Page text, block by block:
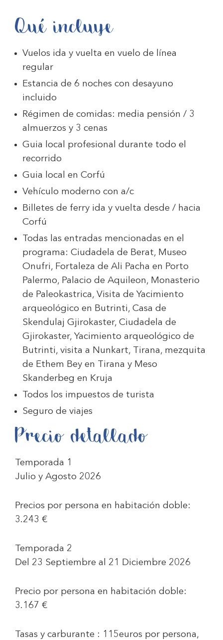
Qué incluye
Vuelos ida y vuelta en vuelo de línea
regular
Estancia de 6 noches con desayuno
incluido
Régimen de comidas: media pensión / 3
almuerzos y 3 cenas
Guia local profesional durante todo el
recorrido
Guia local en Corfú
Vehículo moderno con a/c
Billetes de ferry ida y vuelta desde / hacia
Corfú
Todas las entradas mencionadas en el
programa: Ciudadela de Berat, Museo
Onufri, Fortaleza de Ali Pacha en Porto
Palermo, Palacio de Aquileon, Monasterio
de Paleokastrica, Visita de Yacimiento
arqueológico en Butrinti, Casa de
Skendulaj Gjirokaster, Ciudadela de
Gjirokaster, Yacimiento arqueológico de
Butrinti, visita a Nunkart, Tirana, mezquita
de Ethem Bey en Tirana y Meso
Skanderbeg en Kruja
Todos los impuestos de turista
Seguro de viajes
Precio detallado
Temporada 1
Julio y Agosto 2026
Precios por persona en habitación doble:
3.243 €
Temporada 2
Del 23 Septiembre al 21 Diciembre 2026
Precio por persona en habitación doble:
3.167 €
Tasas y carburante : 115euros por persona,